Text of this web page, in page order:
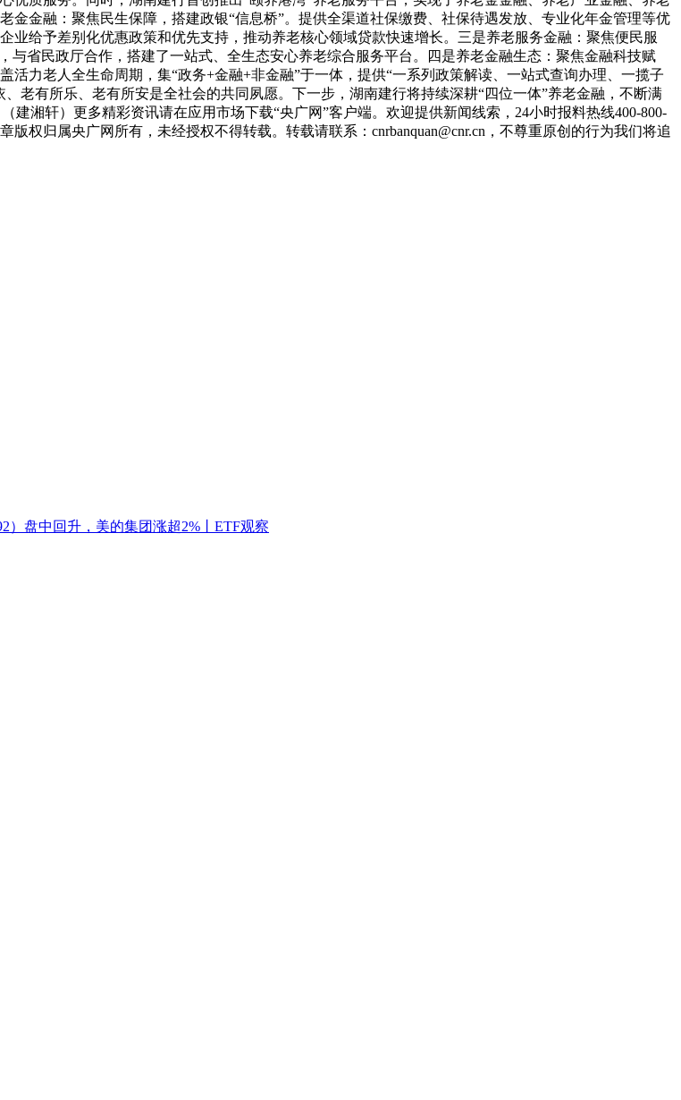
金金融：聚焦民生保障，搭建政银“信息桥”。提供全渠道社保缴费、社保待遇发放、专业化年金管理等优
业给予差别化优惠政策和优先支持，推动养老核心领域贷款快速增长。三是养老服务金融：聚焦便民服
与省民政厅合作，搭建了一站式、全生态安心养老综合服务平台。四是养老金融生态：聚焦金融科技赋
力老人全生命周期，集“政务+金融+非金融”于一体，提供“一系列政策解读、一站式查询办理、一揽子
老有所乐、老有所安是全社会的共同夙愿。下一步，湖南建行将持续深耕“四位一体”养老金融，不断满
湘轩）更多精彩资讯请在应用市场下载“央广网”客户端。欢迎提供新闻线索，24小时报料热线400-800-
权归属央广网所有，未经授权不得转载。转载请联系：cnrbanquan@cnr.cn，不尊重原创的行为我们将追
）盘中回升，美的集团涨超2%丨ETF观察